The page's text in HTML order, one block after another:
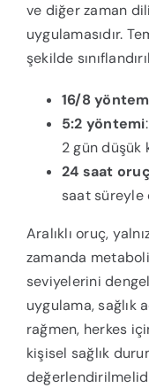
ve diğer zaman
uygulamasıdır.
şekilde
16/8
5:2 yöntemi
2 gün düşük
24 saat oruç
saat süreyle
Aralıklı oruç,
zamanda
seviyelerini
uygulama, sağlık
rağmen, herkes
kişisel sağlık